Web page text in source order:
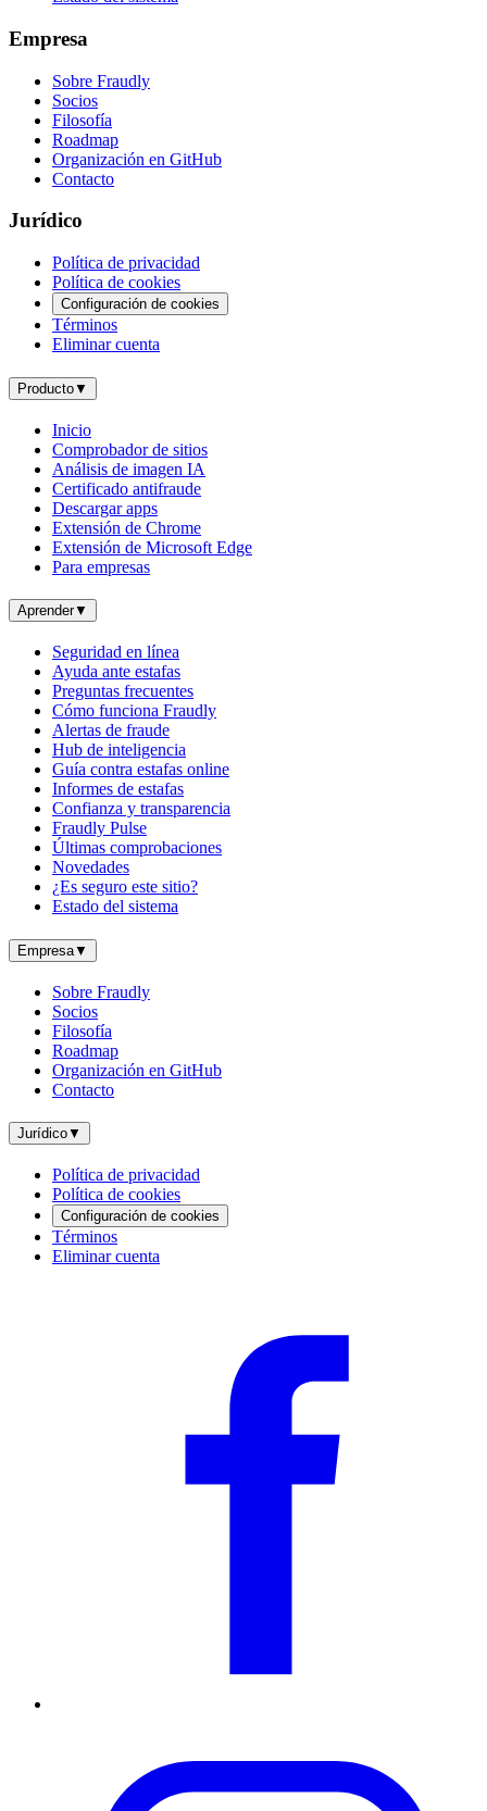
Empresa
Sobre Fraudly
Socios
Filosofía
Roadmap
Organización en GitHub
Contacto
Jurídico
Política de privacidad
Política de cookies
Configuración de cookies
Términos
Eliminar cuenta
Producto▼
Inicio
Comprobador de sitios
Análisis de imagen IA
Certificado antifraude
Descargar apps
Extensión de Chrome
Extensión de Microsoft Edge
Para empresas
Aprender▼
Seguridad en línea
Ayuda ante estafas
Preguntas frecuentes
Cómo funciona Fraudly
Alertas de fraude
Hub de inteligencia
Guía contra estafas online
Informes de estafas
Confianza y transparencia
Fraudly Pulse
Últimas comprobaciones
Novedades
¿Es seguro este sitio?
Estado del sistema
Empresa▼
Sobre Fraudly
Socios
Filosofía
Roadmap
Organización en GitHub
Contacto
Jurídico▼
Política de privacidad
Política de cookies
Configuración de cookies
Términos
Eliminar cuenta